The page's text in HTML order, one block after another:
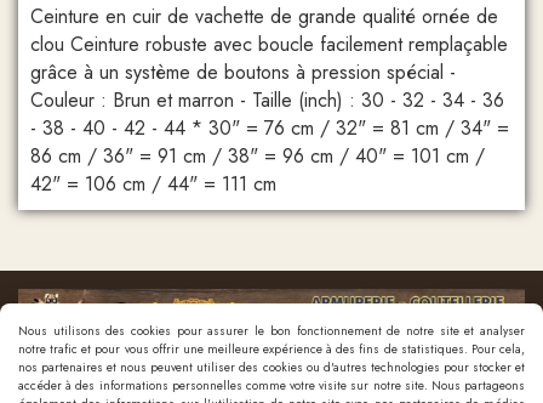
Ceinture en cuir de vachette de grande qualité ornée de
clou Ceinture robuste avec boucle facilement remplaçable
grâce à un système de boutons à pression spécial -
Couleur : Brun et marron - Taille (inch) : 30 - 32 - 34 - 36
- 38 - 40 - 42 - 44 * 30" = 76 cm / 32" = 81 cm / 34" =
86 cm / 36" = 91 cm / 38" = 96 cm / 40" = 101 cm /
42" = 106 cm / 44" = 111 cm
Nous utilisons des cookies pour assurer le bon fonctionnement de notre site et analyser
notre trafic et pour vous offrir une meilleure expérience à des fins de statistiques. Pour cela,
nos partenaires et nous peuvent utiliser des cookies ou d'autres technologies pour stocker et
accéder à des informations personnelles comme votre visite sur notre site. Nous partageons